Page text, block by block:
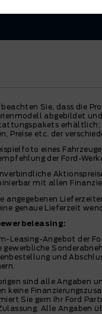
Sie, dass die
abgebildet
erhältlich;
Preise etc. der
eines
der Ford-
mit allen
angegebenen
genaue Lieferzeit
Leasing-Angebot der
gewerbliche
und
sind alle Angaben
keine
Sie gern Ihr Ford
Alle Angaben